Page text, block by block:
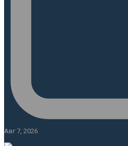
Авг 7, 2026